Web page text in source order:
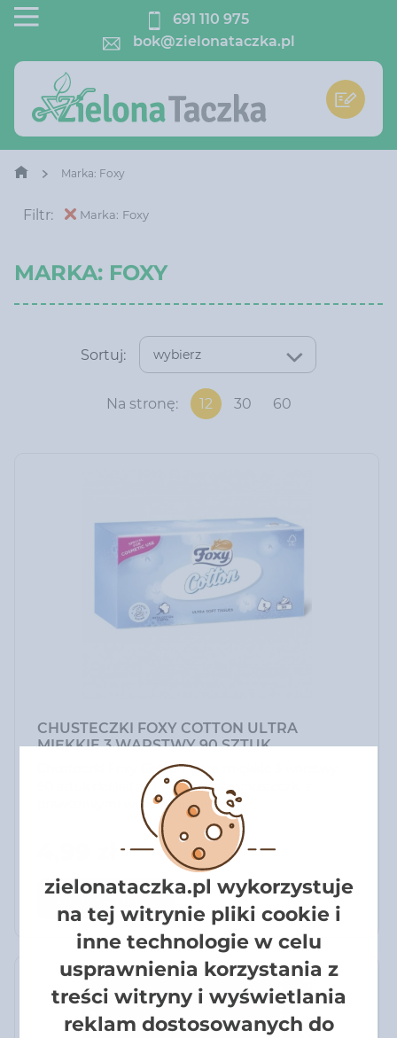
691 110 975
bok@zielonataczka.pl
Marka: Foxy
Filtr: Marka: Foxy
MARKA: FOXY
Sortuj: wybierz
Na stronę: 12 30 60
CHUSTECZKI FOXY COTTON ULTRA
MIĘKKIE 3 WARSTWY 90 SZTUK
Chusteczki Foxy Cotton Ultra miękkie 3 warstwy
90 sztuk delikatne i wytrzymałe chusteczki z
prawdziwymi włóknami bawełny
Do koszyka
zielonataczka.pl wykorzystuje
na tej witrynie pliki cookie i
inne technologie w celu
usprawnienia korzystania z
treści witryny i wyświetlania
reklam dostosowanych do